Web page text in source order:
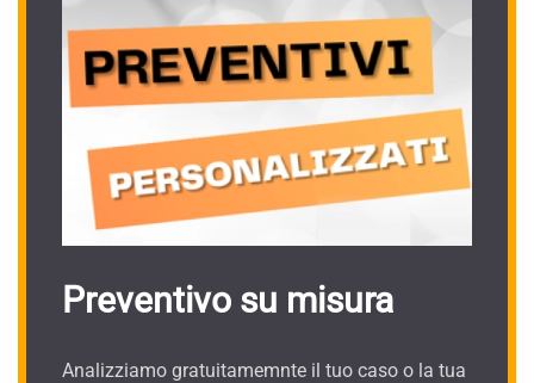
Preventivo su misura
Analizziamo gratuitamemnte il tuo caso o la tua